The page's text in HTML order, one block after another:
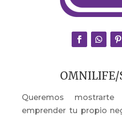
OMNILIFE/
Queremos
emprender tu propio